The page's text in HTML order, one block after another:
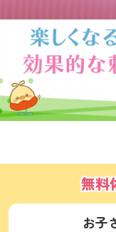
無料
お子